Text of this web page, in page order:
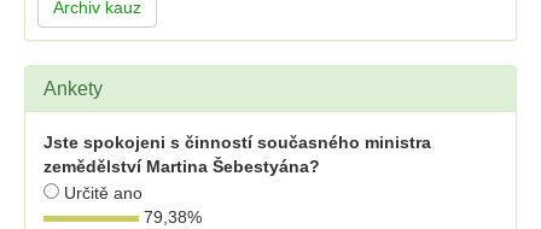
Archiv kauz
Ankety
Jste spokojeni s činností současného ministra
zemědělství Martina Šebestyána?
Určitě ano
79,38%